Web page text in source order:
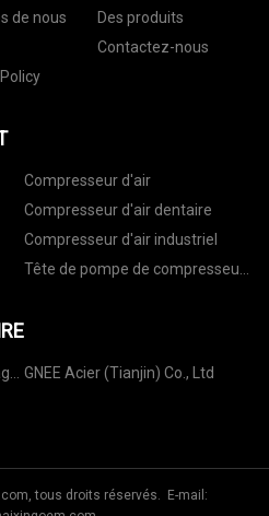
de nous
Des produits
Contactez-nous
Compresseur d'air
Compresseur d'air dentaire
Compresseur d'air industriel
Tête de pompe de compresseur
GNEE Acier (Tianjin) Co., Ltd
tous droits réservés. E-mail: